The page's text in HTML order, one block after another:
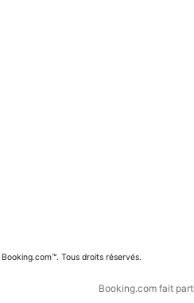
Tous droits réservés.
Booking.com fait